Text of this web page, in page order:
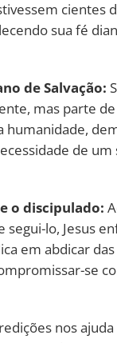
cientes
sua fé
de Salvação:
mas parte
humanidade,
de um
o discipulado:
segui-lo, Jesus
em abdicar
se
nos